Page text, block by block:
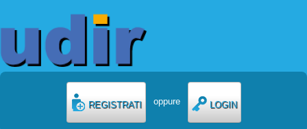
REGISTRATI oppure LOGIN